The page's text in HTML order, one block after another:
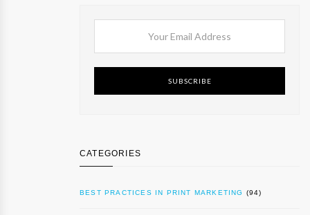
SUBSCRIBE
CATEGORIES
BEST PRACTICES IN PRINT MARKETING (94)